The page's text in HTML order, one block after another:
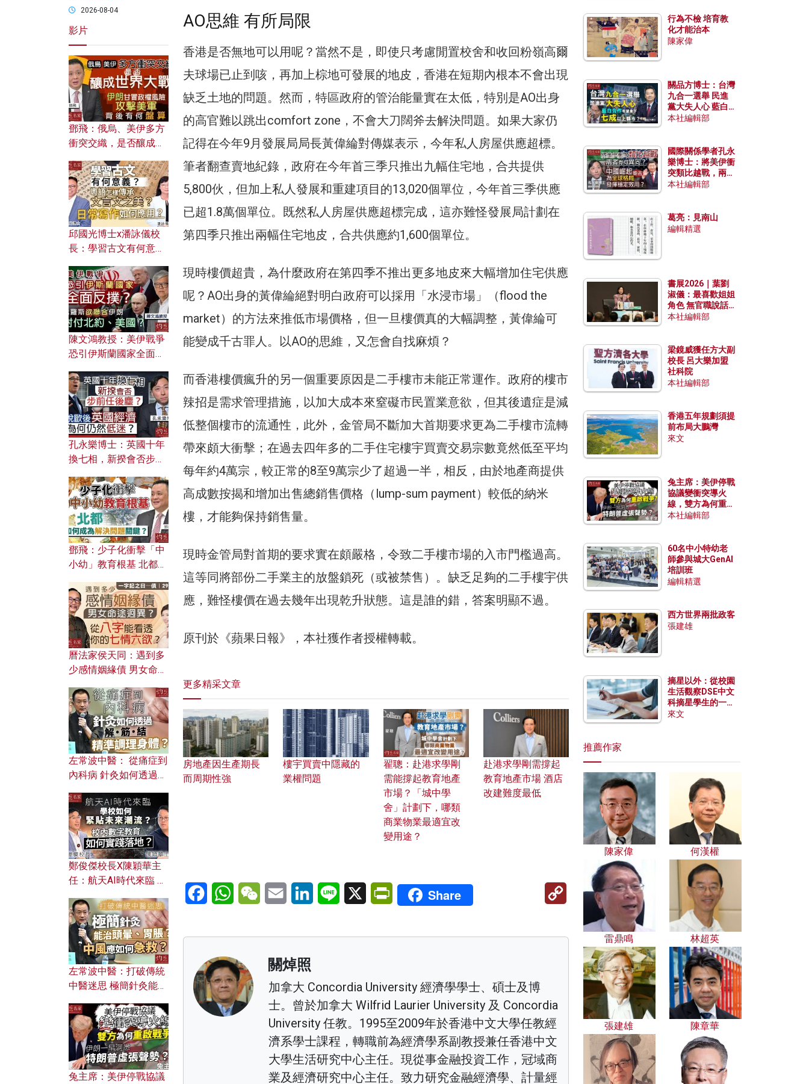
AO思維 有所局限
香港是否無地可以用呢？當然不是，即使只考慮閒置校舍和收回粉嶺高爾
夫球場已止到咳，再加上棕地可發展的地皮，香港在短期內根本不會出現
缺乏土地的問題。然而，特區政府的管治能量實在太低，特別是AO出身
的高官難以跳出comfort zone，不會大刀闊斧去解決問題。如果大家仍
記得在今年9月發展局局長黃偉綸對傳媒表示，今年私人房屋供應超標。
筆者翻查賣地紀錄，政府在今年首三季只推出九幅住宅地，合共提供
5,800伙，但加上私人發展和重建項目的13,020個單位，今年首三季供應
已超1.8萬個單位。既然私人房屋供應超標完成，這亦難怪發展局計劃在
第四季只推出兩幅住宅地皮，合共供應約1,600個單位。
現時樓價超貴，為什麼政府在第四季不推出更多地皮來大幅增加住宅供應
呢？AO出身的黃偉綸絕對明白政府可以採用「水浸市場」（flood the
market）的方法來推低市場價格，但一旦樓價真的大幅調整，黃偉綸可
能變成千古罪人。以AO的思維，又怎會自找麻煩？
而香港樓價瘋升的另一個重要原因是二手樓市未能正常運作。政府的樓市
辣招是需求管理措施，以加大成本來窒礙市民置業意欲，但其後遺症是減
低整個樓市的流通性，此外，金管局不斷加大首期要求更為二手樓市流轉
帶來頗大衝擊；在過去四年多的二手住宅樓宇買賣交易宗數竟然低至平均
每年約4萬宗，較正常的8至9萬宗少了超過一半，相反，由於地產商提供
高成數按揭和增加出售總銷售價格（lump-sum payment）較低的納米
樓，才能夠保持銷售量。
現時金管局對首期的要求實在頗嚴格，令致二手樓市場的入市門檻過高。
這等同將部份二手業主的放盤鎖死（或被禁售）。缺乏足夠的二手樓宇供
應，難怪樓價在過去幾年出現乾升狀態。這是誰的錯，答案明顯不過。
原刊於《蘋果日報》，本社獲作者授權轉載。
更多精采文章
房地產因生產期長
而周期性強
樓宇買賣中隱藏的
業權問題
翟聰：赴港求學剛
需能撐起教育地產
市場？「城中學
舍」計劃下，哪類
商業物業最適宜改
變用途？
赴港求學剛需撐起
教育地產市場 酒店
改建難度最低
FacebookWhatsAppWeChatEmail LinkedInLine X PrintFriendly
Share
Link
關焯照
加拿大 Concordia University 經濟學學士、碩士及博
士。曾於加拿大 Wilfrid Laurier University 及 Concordia
University 任教。1995至2009年於香港中文大學任教經
濟系學士課程，轉職前為經濟學系副教授兼任香港中文
大學生活研究中心主任。現從事金融投資工作，冠域商
業及經濟研究中心主任。致力研究金融經濟學、計量經
2026-08-04
影片
鄧飛：俄烏、美伊多方
衝突交織，是否釀成世
風險攻擊美軍，背後有
何盤算？
邱國光博士x潘詠儀校
長：學習古文有何意
文之美？ 日常寫作如何
應用？
陳文鴻教授：美伊戰爭
恐引伊斯蘭國家全面反
對付北約美國？
孔永樂博士：英國十年
換七相，新揆會否步前
濟為何仍然低迷？
鄧飛：少子化衝擊「中
小幼」教育根基 北都如
曆法家侯天同：遇到多
少感情姻緣債 男女命途
的七情六欲？
左常波中醫： 從痛症到
內科病 針灸如何透過解
鄭俊傑校長X陳穎華主
任：航天AI時代來臨 學
校內數字教育如何實踐
落地？
左常波中醫：打破傳統
中醫迷思 極簡針灸能治
何急救？
兔主席：美伊停戰協議
行為不檢 培育教
化才能治本
陳家偉
關品方博士：台灣
九合一選舉 民進
黨大失人心 藍白
合作有望拿下七成
本社編輯部
國際關係學者孔永
樂博士：將美伊衝
突類比越戰，兩者
有何異同？中國崛
本社編輯部
葛亮：見南山
編輯精選
書展2026｜葉劉
淑儀：最喜歡姐姐
角色 無官職說話
包袱少
本社編輯部
梁鏡威獲任方大副
校長 呂大樂加盟
社科院
本社編輯部
香港五年規劃須提
前布局大鵬灣
來文
兔主席：美伊停戰
協議變衝突導火
線，雙方為何重啟
戰爭？伊朗一早洞
本社編輯部
60名中小特幼老
師參與城大GenAI
培訓班
編輯精選
西方世界兩批政客
張建雄
摘星以外：從校園
生活觀察DSE中文
科摘星學生的一點
特質
來文
推薦作家
陳家偉 何漢權
雷鼎鳴 林超英
張建雄 陳章華